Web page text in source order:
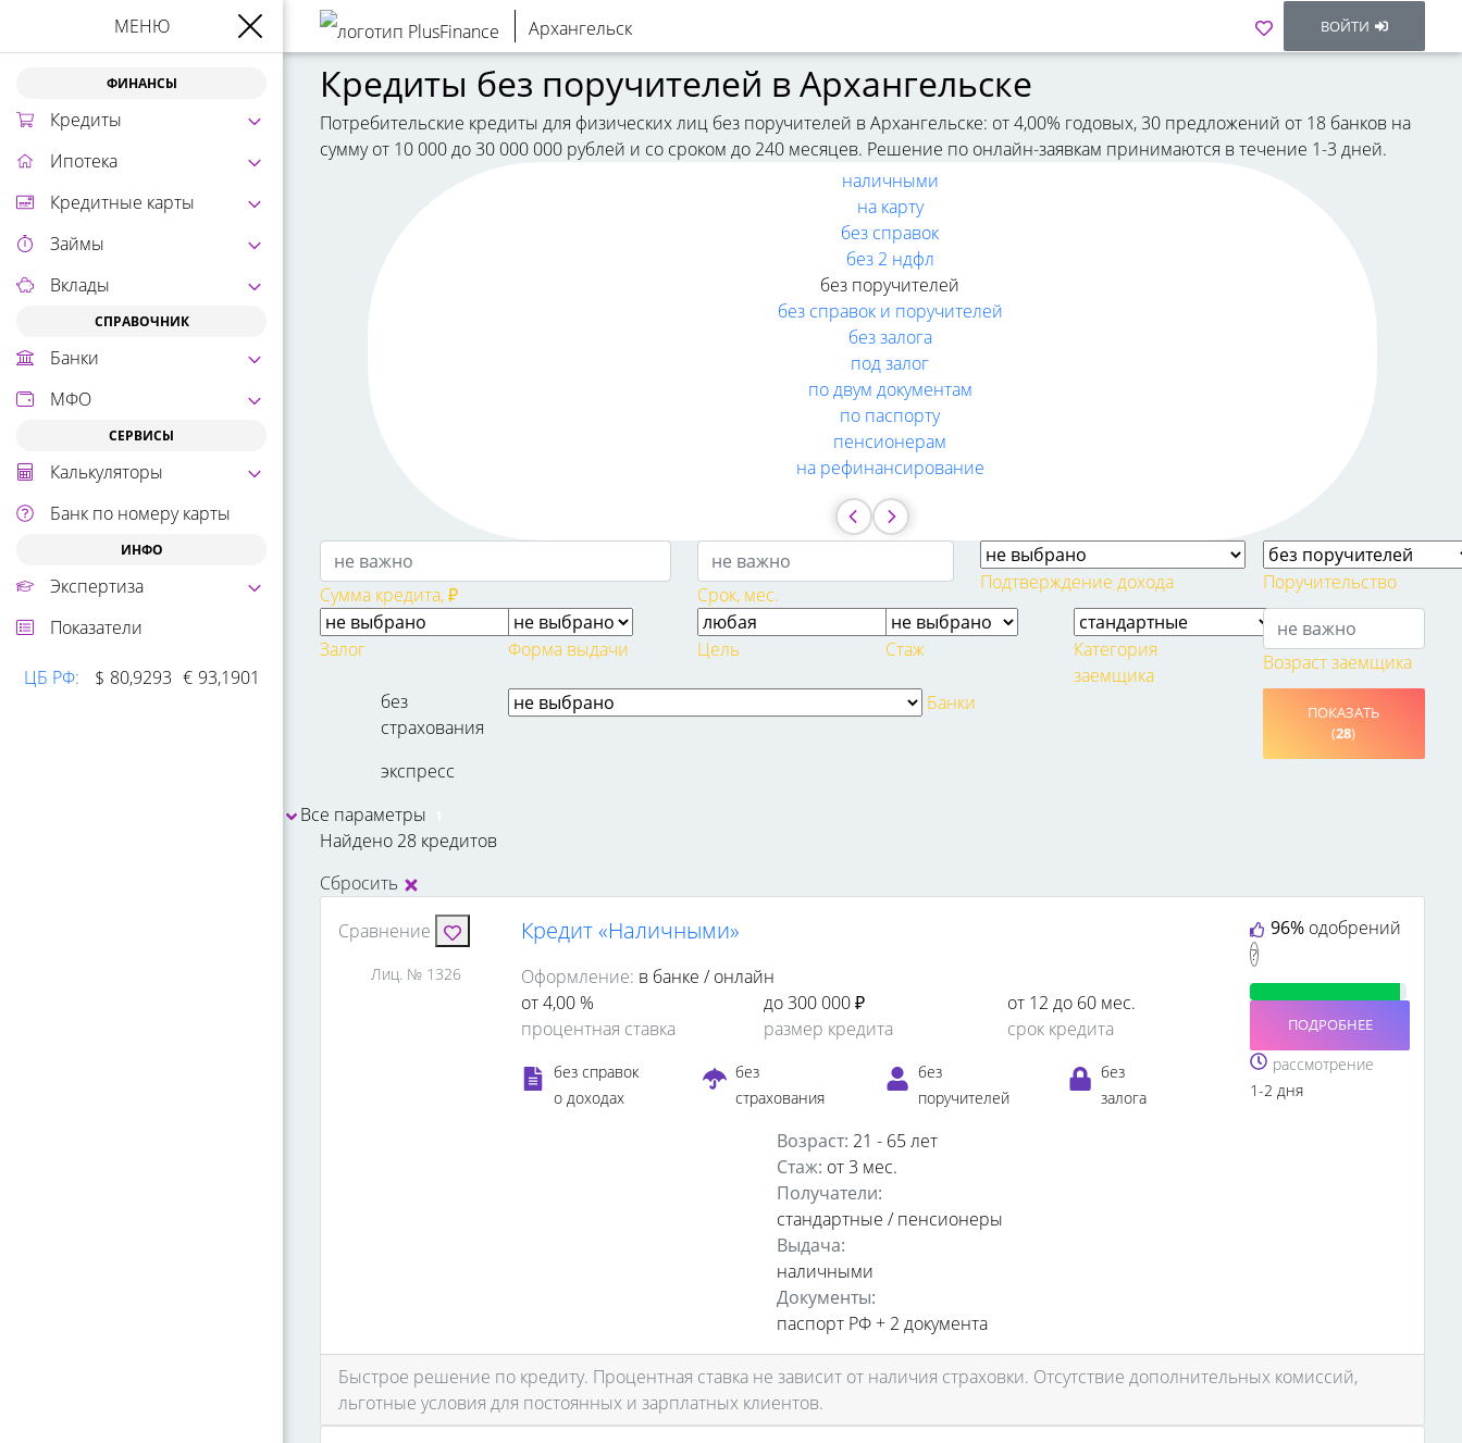
МЕНЮ
ФИНАНСЫ
Кредиты
Ипотека
Кредитные карты
Займы
Вклады
СПРАВОЧНИК
Банки
МФО
СЕРВИСЫ
Калькуляторы
Банк по номеру карты
ИНФО
Экспертиза
Показатели
ЦБ РФ: $ 80,9293 € 93,1901
Архангельск ВОЙТИ
Кредиты без поручителей в Архангельске
Потребительские кредиты для физических лиц без поручителей в Архангельске: от 4,00% годовых, 30 предложений от 18 банков на
сумму от 10 000 до 30 000 000 рублей и со сроком до 240 месяцев. Решение по онлайн-заявкам принимаются в течение 1-3 дней.
наличными
на карту
без справок
без 2 ндфл
без поручителей
без справок и поручителей
без залога
под залог
по двум документам
по паспорту
пенсионерам
на рефинансирование
Сумма кредита, ₽ Срок, мес.
Подтверждение дохода Поручительство
Залог Форма выдачи Цель Стаж
Категория
заемщика
Возраст заемщика
без
страхования
экспресс
Банки
ПОКАЗАТЬ
(28)
Все параметры
Найдено 28 кредитов
Сбросить
Сравнение
Лиц. № 1326
Кредит «Наличными»
Оформление: в банке / онлайн
от 4,00 %
процентная ставка
до 300 000 ₽
размер кредита
от 12 до 60 мес.
срок кредита
без справок
о доходах
без
страхования
без
поручителей
без
залога
96% одобрений
?
ПОДРОБНЕЕ
рассмотрение
1-2 дня
Возраст: 21 - 65 лет
Стаж: от 3 мес.
Получатели:
стандартные / пенсионеры
Выдача:
наличными
Документы:
паспорт РФ + 2 документа
Быстрое решение по кредиту. Процентная ставка не зависит от наличия страховки. Отсутствие дополнительных комиссий,
льготные условия для постоянных и зарплатных клиентов.